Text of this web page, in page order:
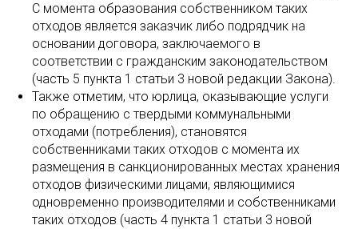
С момента образования собственником таких
отходов является заказчик либо подрядчик на
основании договора, заключаемого в
соответствии с гражданским законодательством
(часть 5 пункта 1 статьи 3 новой редакции Закона).
Также отметим, что юрлица, оказывающие услуги
по обращению с твердыми коммунальными
отходами (потребления), становятся
собственниками таких отходов с момента их
размещения в санкционированных местах хранения
отходов физическими лицами, являющимися
одновременно производителями и собственниками
таких отходов (часть 4 пункта 1 статьи 3 новой